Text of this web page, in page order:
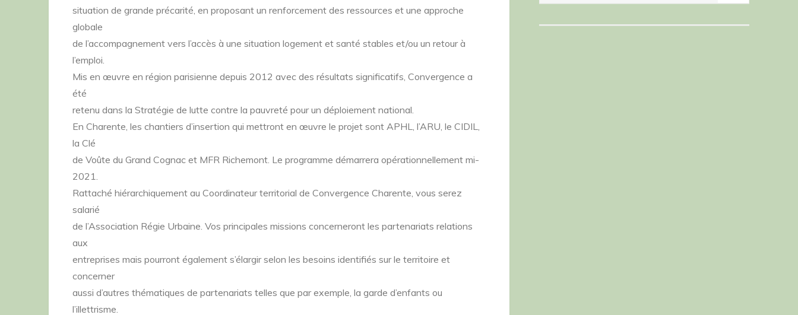
situation de grande précarité, en proposant un renforcement des ressources et une approche
globale
de l’accompagnement vers l’accès à une situation logement et santé stables et/ou un retour à
l’emploi.
Mis en œuvre en région parisienne depuis 2012 avec des résultats significatifs, Convergence a
été
retenu dans la Stratégie de lutte contre la pauvreté pour un déploiement national.
En Charente, les chantiers d’insertion qui mettront en œuvre le projet sont APHL, l’ARU, le CIDIL,
la Clé
de Voûte du Grand Cognac et MFR Richemont. Le programme démarrera opérationnellement mi-
2021.
Rattaché hiérarchiquement au Coordinateur territorial de Convergence Charente, vous serez
salarié
de l’Association Régie Urbaine. Vos principales missions concerneront les partenariats relations
aux
entreprises mais pourront également s’élargir selon les besoins identifiés sur le territoire et
concerner
aussi d’autres thématiques de partenariats telles que par exemple, la garde d’enfants ou
l’illettrisme.